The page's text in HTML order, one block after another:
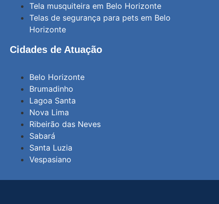
Tela musquiteira em Belo Horizonte
Telas de segurança para pets em Belo
Horizonte
Cidades de Atuação
Belo Horizonte
Brumadinho
Lagoa Santa
Nova Lima
Ribeirão das Neves
Sabará
Santa Luzia
Vespasiano